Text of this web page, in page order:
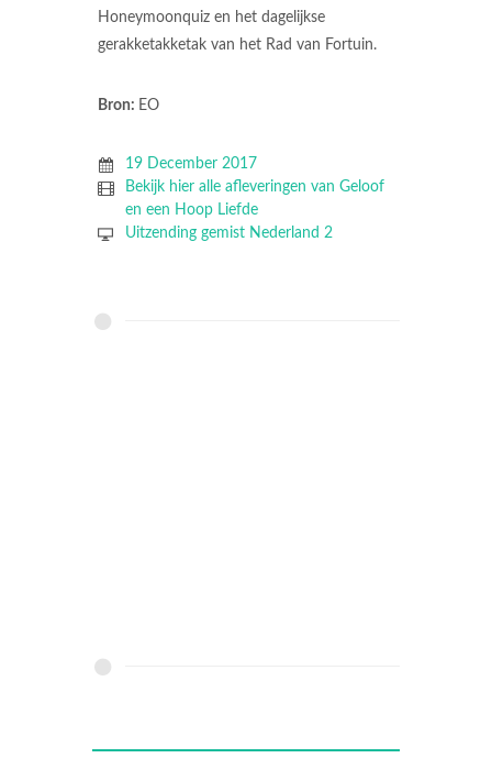
Honeymoonquiz en het dagelijkse
gerakketakketak van het Rad van Fortuin.
Bron: EO
19 December 2017
Bekijk hier alle afleveringen van Geloof
en een Hoop Liefde
Uitzending gemist Nederland 2